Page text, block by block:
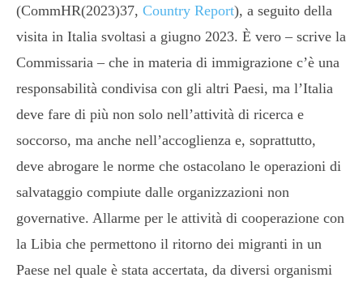
(CommHR(2023)37, Country Report), a seguito della
visita in Italia svoltasi a giugno 2023. È vero – scrive la
Commissaria – che in materia di immigrazione c’è una
responsabilità condivisa con gli altri Paesi, ma l’Italia
deve fare di più non solo nell’attività di ricerca e
soccorso, ma anche nell’accoglienza e, soprattutto,
deve abrogare le norme che ostacolano le operazioni di
salvataggio compiute dalle organizzazioni non
governative. Allarme per le attività di cooperazione con
la Libia che permettono il ritorno dei migranti in un
Paese nel quale è stata accertata, da diversi organismi